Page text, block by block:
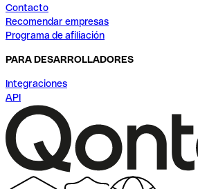
Contacto
Recomendar empresas
Programa de afiliación
PARA DESARROLLADORES
Integraciones
API